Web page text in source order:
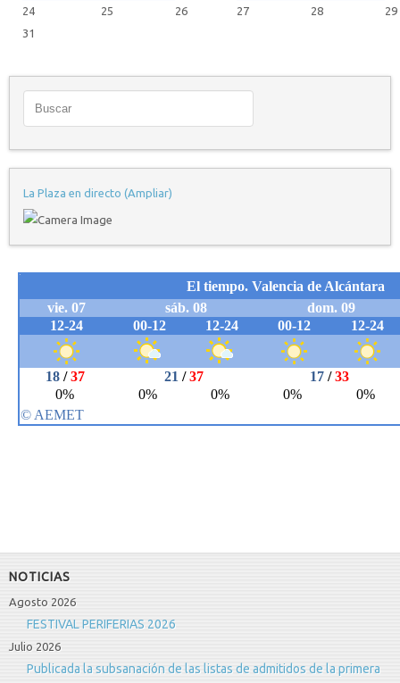
24 25 26 27 28
29
31
La Plaza en directo (Ampliar)
NOTICIAS
Agosto 2026
FESTIVAL PERIFERIAS 2026
Julio 2026
Publicada la subsanación de las listas de admitidos de la primera